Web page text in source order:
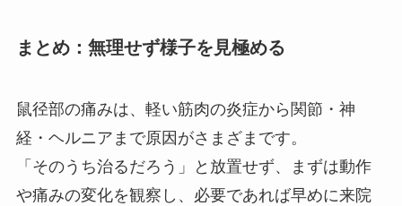
まとめ：無理せず様子を見極める
鼠径部の痛みは、軽い筋肉の炎症から関節・神
経・ヘルニアまで原因がさまざまです。
「そのうち治るだろう」と放置せず、まずは動作
や痛みの変化を観察し、必要であれば早めに来院